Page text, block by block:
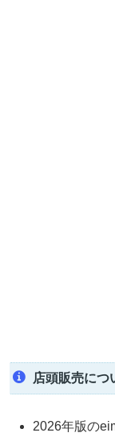
店頭販売につ
2026年版の